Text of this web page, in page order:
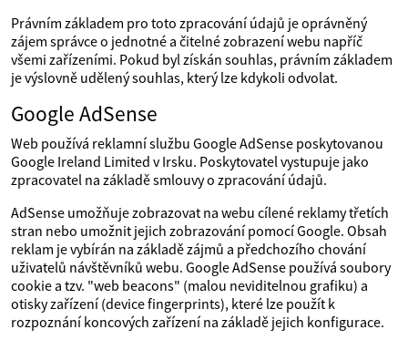
Právním základem pro toto zpracování údajů je oprávněný
zájem správce o jednotné a čitelné zobrazení webu napříč
všemi zařízeními. Pokud byl získán souhlas, právním základem
je výslovně udělený souhlas, který lze kdykoli odvolat.
Google AdSense
Web používá reklamní službu Google AdSense poskytovanou
Google Ireland Limited v Irsku. Poskytovatel vystupuje jako
zpracovatel na základě smlouvy o zpracování údajů.
AdSense umožňuje zobrazovat na webu cílené reklamy třetích
stran nebo umožnit jejich zobrazování pomocí Google. Obsah
reklam je vybírán na základě zájmů a předchozího chování
uživatelů návštěvníků webu. Google AdSense používá soubory
cookie a tzv. "web beacons" (malou neviditelnou grafiku) a
otisky zařízení (device fingerprints), které lze použít k
rozpoznání koncových zařízení na základě jejich konfigurace.